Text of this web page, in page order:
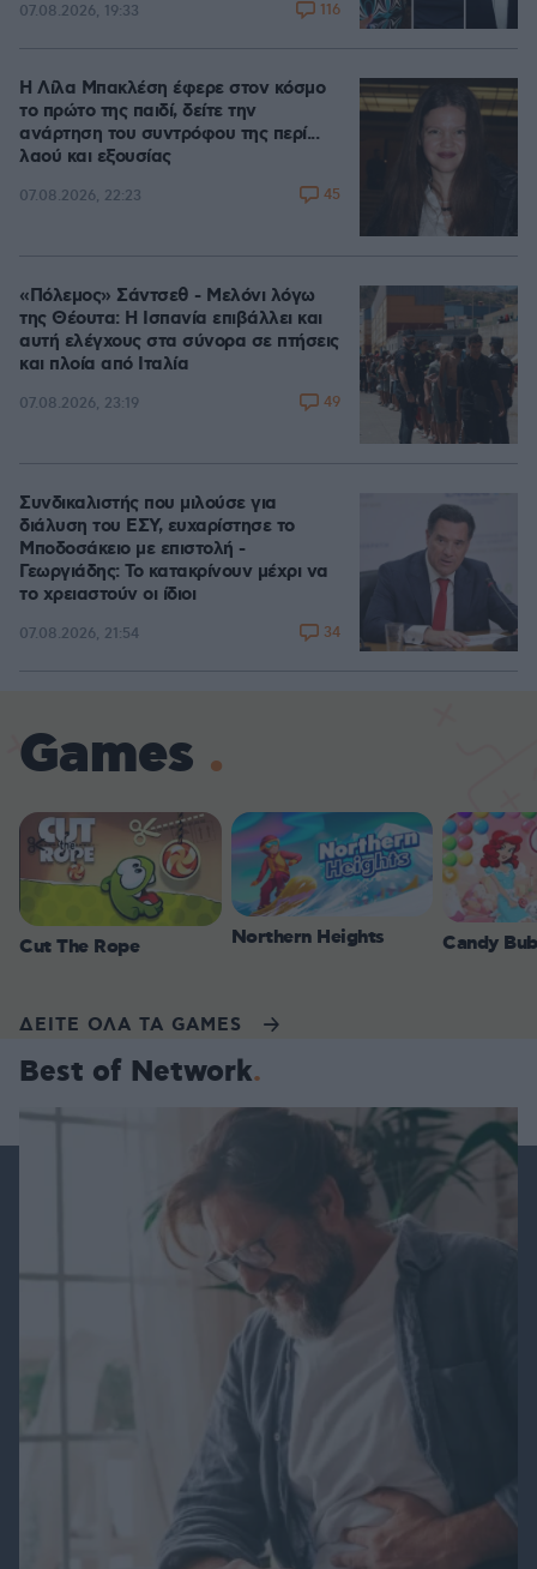
07.08.2026, 19:33 116
Η Λίλα Μπακλέση έφερε στον κόσμο
το πρώτο της παιδί, δείτε την
ανάρτηση του συντρόφου της περί...
λαού και εξουσίας
07.08.2026, 22:23 45
«Πόλεμος» Σάντσεθ - Μελόνι λόγω
της Θέουτα: Η Ισπανία επιβάλλει και
αυτή ελέγχους στα σύνορα σε πτήσεις
και πλοία από Ιταλία
07.08.2026, 23:19 49
Συνδικαλιστής που μιλούσε για
διάλυση του ΕΣΥ, ευχαρίστησε το
Μποδοσάκειο με επιστολή -
Γεωργιάδης: Το κατακρίνουν μέχρι να
το χρειαστούν οι ίδιοι
07.08.2026, 21:54 34
Games
Cut The Rope Northern Heights Candy
ΔΕΙΤΕ ΟΛΑ ΤΑ GAMES
Best of Network